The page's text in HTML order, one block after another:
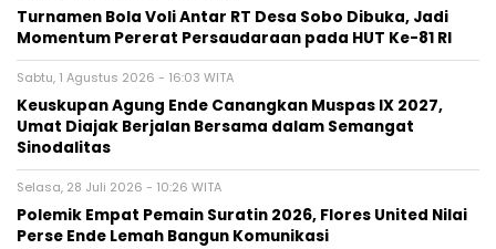
Turnamen Bola Voli Antar RT Desa Sobo Dibuka, Jadi
Momentum Pererat Persaudaraan pada HUT Ke-81 RI
Sabtu, 1 Agustus 2026 - 16:03 WITA
Keuskupan Agung Ende Canangkan Muspas IX 2027,
Umat Diajak Berjalan Bersama dalam Semangat
Sinodalitas
Selasa, 28 Juli 2026 - 10:26 WITA
Polemik Empat Pemain Suratin 2026, Flores United Nilai
Perse Ende Lemah Bangun Komunikasi